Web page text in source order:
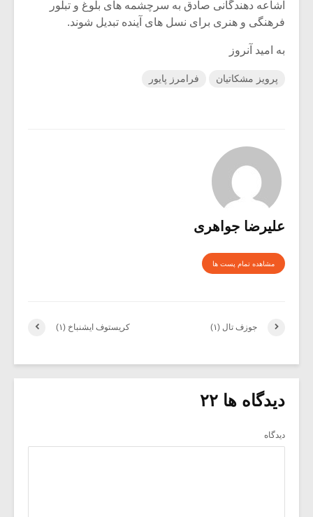
اشاعه دهندگانی صادق به سرچشمه های بلوغ و تبلور
فرهنگی و هنری برای نسل های آینده تبدیل شوند.
به امید آنروز
پرویز مشکاتیان فرامرز پایور
علیرضا جواهری
مشاهده تمام پست ها
کریستوف ایشنباخ (۱) جوزف تال (۱)
دیدگاه ها ۲۲
دیدگاه